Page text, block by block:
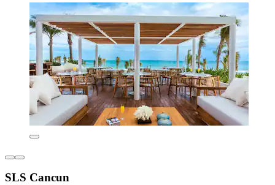
SLS Cancun